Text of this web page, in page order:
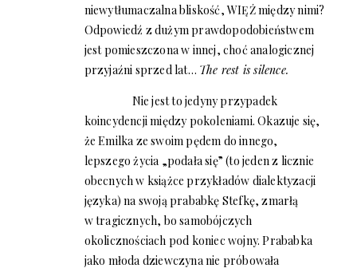
niewytłumaczalna bliskość, WIĘŹ między nimi?
Odpowiedź z dużym prawdopodobieństwem
jest pomieszczona w innej, choć analogicznej
przyjaźni sprzed lat… The rest is silence.
Nie jest to jedyny przypadek
koincydencji między pokoleniami. Okazuje się,
że Emilka ze swoim pędem do innego,
lepszego życia „podała się” (to jeden z licznie
obecnych w książce przykładów dialektyzacji
języka) na swoją prababkę Stefkę, zmarłą
w tragicznych, bo samobójczych
okolicznościach pod koniec wojny. Prababka
jako młoda dziewczyna nie próbowała